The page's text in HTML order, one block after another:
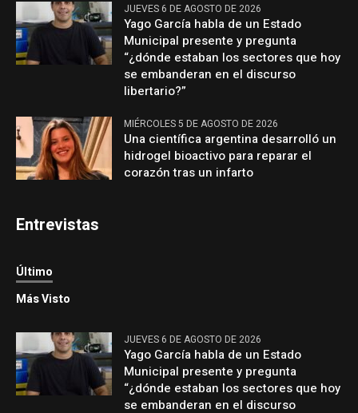
JUEVES 6 DE AGOSTO DE 2026
Yago García habla de un Estado
Municipal presente y pregunta
“¿dónde estaban los sectores que hoy
se embanderan en el discurso
libertario?”
MIÉRCOLES 5 DE AGOSTO DE 2026
Una científica argentina desarrolló un
hidrogel bioactivo para reparar el
corazón tras un infarto
Entrevistas
Último
Más Visto
JUEVES 6 DE AGOSTO DE 2026
Yago García habla de un Estado
Municipal presente y pregunta
“¿dónde estaban los sectores que hoy
se embanderan en el discurso